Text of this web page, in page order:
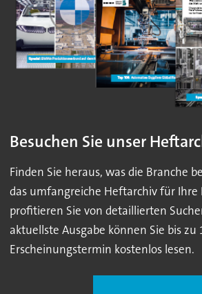
Besuchen Sie unser
Finden Sie heraus, was die Branche
das umfangreiche Heftarchiv für Ihre
profitieren Sie von detaillierten
aktuellste Ausgabe können Sie bis zu
Erscheinungstermin kostenlos lesen.